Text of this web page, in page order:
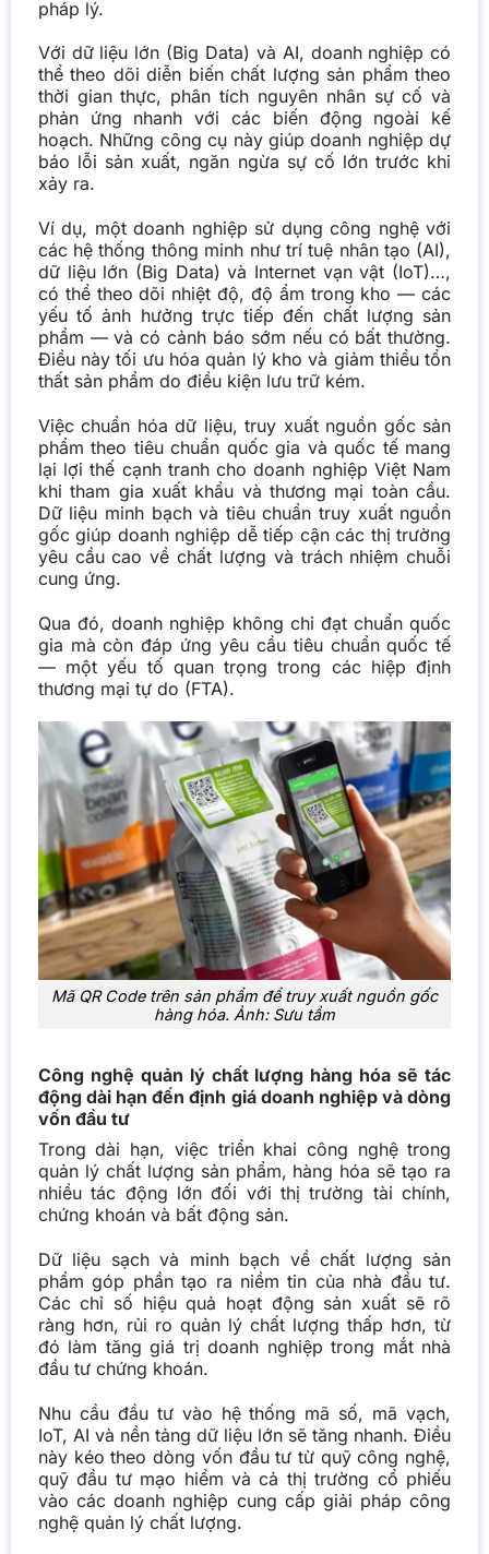
pháp lý.
Với dữ liệu lớn (Big Data) và AI, doanh nghiệp có
thể theo dõi diễn biến chất lượng sản phẩm theo
thời gian thực, phân tích nguyên nhân sự cố và
phản ứng nhanh với các biến động ngoài kế
hoạch. Những công cụ này giúp doanh nghiệp dự
báo lỗi sản xuất, ngăn ngừa sự cố lớn trước khi
xảy ra.
Ví dụ, một doanh nghiệp sử dụng công nghệ với
các hệ thống thông minh như trí tuệ nhân tạo (AI),
dữ liệu lớn (Big Data) và Internet vạn vật (IoT)…,
có thể theo dõi nhiệt độ, độ ẩm trong kho — các
yếu tố ảnh hưởng trực tiếp đến chất lượng sản
phẩm — và có cảnh báo sớm nếu có bất thường.
Điều này tối ưu hóa quản lý kho và giảm thiểu tổn
thất sản phẩm do điều kiện lưu trữ kém.
Việc chuẩn hóa dữ liệu, truy xuất nguồn gốc sản
phẩm theo tiêu chuẩn quốc gia và quốc tế mang
lại lợi thế cạnh tranh cho doanh nghiệp Việt Nam
khi tham gia xuất khẩu và thương mại toàn cầu.
Dữ liệu minh bạch và tiêu chuẩn truy xuất nguồn
gốc giúp doanh nghiệp dễ tiếp cận các thị trường
yêu cầu cao về chất lượng và trách nhiệm chuỗi
cung ứng.
Qua đó, doanh nghiệp không chỉ đạt chuẩn quốc
gia mà còn đáp ứng yêu cầu tiêu chuẩn quốc tế
— một yếu tố quan trọng trong các hiệp định
thương mại tự do (FTA).
Mã QR Code trên sản phẩm để truy xuất nguồn gốc
hàng hóa. Ảnh: Sưu tầm
Công nghệ quản lý chất lượng hàng hóa sẽ tác
động dài hạn đến định giá doanh nghiệp và dòng
vốn đầu tư
Trong dài hạn, việc triển khai công nghệ trong
quản lý chất lượng sản phẩm, hàng hóa sẽ tạo ra
nhiều tác động lớn đối với thị trường tài chính,
chứng khoán và bất động sản.
Dữ liệu sạch và minh bạch về chất lượng sản
phẩm góp phần tạo ra niềm tin của nhà đầu tư.
Các chỉ số hiệu quả hoạt động sản xuất sẽ rõ
ràng hơn, rủi ro quản lý chất lượng thấp hơn, từ
đó làm tăng giá trị doanh nghiệp trong mắt nhà
đầu tư chứng khoán.
Nhu cầu đầu tư vào hệ thống mã số, mã vạch,
IoT, AI và nền tảng dữ liệu lớn sẽ tăng nhanh. Điều
này kéo theo dòng vốn đầu tư từ quỹ công nghệ,
quỹ đầu tư mạo hiểm và cả thị trường cổ phiếu
vào các doanh nghiệp cung cấp giải pháp công
nghệ quản lý chất lượng.